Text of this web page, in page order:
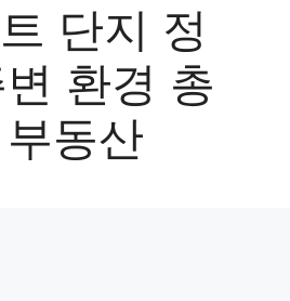
단지 정
환경 총
동산